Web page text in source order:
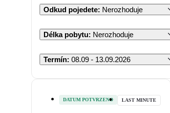
Odkud pojedete: Nerozhoduje
Délka pobytu: Nerozhoduje
Termín: 08.09 - 13.09.2026
DATUM POTVRZENO LAST MINUTE